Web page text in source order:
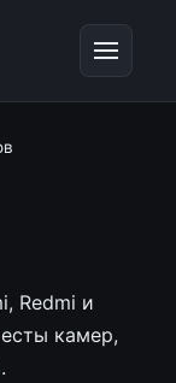
Redmi и
камер,